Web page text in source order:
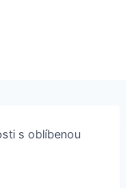
s oblíbenou